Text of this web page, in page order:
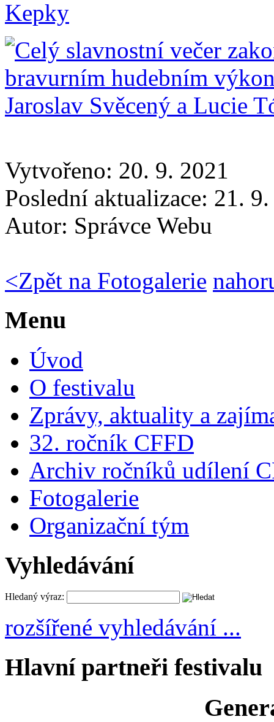
Vytvořeno: 20. 9. 2021
Poslední aktualizace: 21.
Autor: Správce Webu
<Zpět na Fotogalerie
Menu
Úvod
O festivalu
Zprávy, aktuality a
32. ročník CFFD
Archiv ročníků udílení
Fotogalerie
Organizační tým
Vyhledávání
Hledaný výraz:
rozšířené vyhledávání ...
Hlavní partneři festivalu